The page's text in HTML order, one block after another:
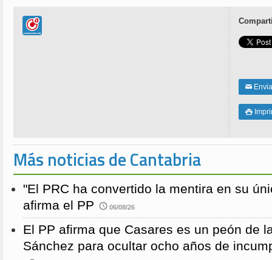
✉

Más noticias de Cantabria
"El PRC ha convertido la mentira en su
afirma el PP
06/08/26
El PP afirma que Casares es un peón de
Sánchez para ocultar ocho años de